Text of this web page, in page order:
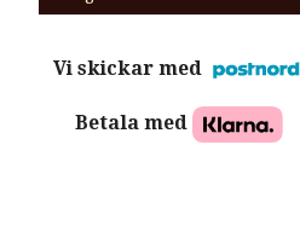
Vi skickar med
Betala med